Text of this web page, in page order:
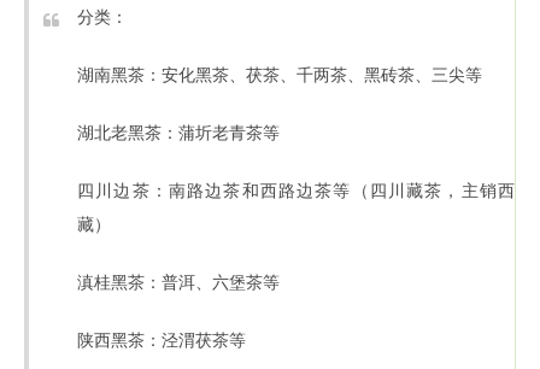
分类：
湖南黑茶：安化黑茶、茯茶、千两茶、黑砖茶、三尖等
湖北老黑茶：蒲圻老青茶等
四川边茶：南路边茶和西路边茶等（四川藏茶，主销西
藏）
滇桂黑茶：普洱、六堡茶等
陕西黑茶：泾渭茯茶等